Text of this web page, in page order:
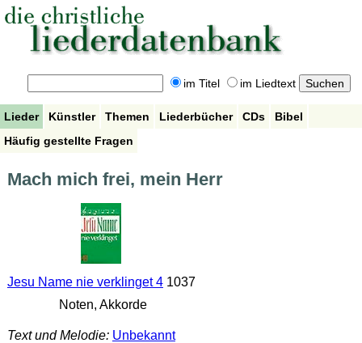
im Titel im Liedtext
Lieder Künstler Themen Liederbücher CDs
Bibel
Häufig gestellte Fragen
Mach mich frei, mein Herr
Jesu Name nie verklinget 41037
Noten, Akkorde
Text und Melodie: Unbekannt